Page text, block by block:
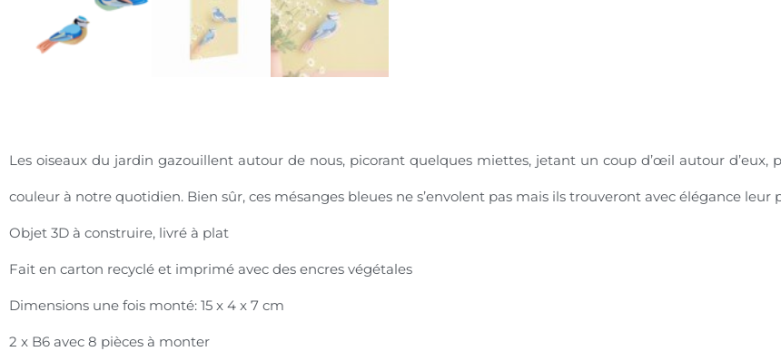
Les oiseaux du jardin gazouillent autour de nous, picorant quelques miettes, jetant un coup d’œil autour d’eux,
couleur à notre quotidien. Bien sûr, ces mésanges bleues ne s’envolent pas mais ils trouveront avec élégance leur
Objet 3D à construire, livré à plat
Fait en carton recyclé et imprimé avec des encres végétales
Dimensions une fois monté: 15 x 4 x 7 cm
2 x B6 avec 8 pièces à monter